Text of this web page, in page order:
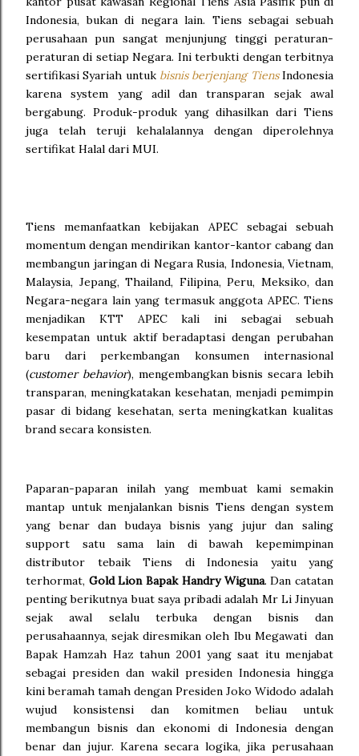
Indonesia, bukan di negara lain. Tiens sebagai sebuah
perusahaan pun sangat menjunjung tinggi peraturan-
peraturan di setiap Negara. Ini terbukti dengan terbitnya
sertifikasi Syariah untukbisnis berjenjang Tiens Indonesia
karena system yang adil dan transparan sejak awal
bergabung. Produk-produk yang dihasilkan dari Tiens
juga telah teruji kehalalannya dengan diperolehnya
sertifikat Halal dari MUI.
Tiens memanfaatkan kebijakan APEC sebagai sebuah
momentum dengan mendirikan kantor-kantor cabang dan
membangun jaringan di Negara Rusia, Indonesia, Vietnam,
Malaysia, Jepang, Thailand, Filipina, Peru, Meksiko, dan
Negara-negara lain yang termasuk anggota APEC. Tiens
menjadikan KTT APEC kali ini sebagai sebuah
kesempatan untuk aktif beradaptasi dengan perubahan
baru dari perkembangan konsumen internasional
(customer behavior), mengembangkan bisnis secara lebih
transparan, meningkatakan kesehatan, menjadi pemimpin
pasar di bidang kesehatan, serta meningkatkan kualitas
brand secara konsisten.
Paparan-paparan inilah yang membuat kami semakin
mantap untuk menjalankan bisnis Tiens dengan system
yang benar dan budaya bisnis yang jujur dan saling
support satu sama lain di bawah kepemimpinan
distributor tebaik Tiens di Indonesia yaitu yang
terhormat, Gold Lion Bapak Handry Wiguna. Dan catatan
penting berikutnya buat saya pribadi adalah Mr Li Jinyuan
sejak awal selalu terbuka dengan bisnis dan
perusahaannya, sejak diresmikan oleh Ibu Megawati dan
Bapak Hamzah Haz tahun 2001 yang saat itu menjabat
sebagai presiden dan wakil presiden Indonesia hingga
kini beramah tamah dengan Presiden Joko Widodo adalah
wujud konsistensi dan komitmen beliau untuk
membangun bisnis dan ekonomi di Indonesia dengan
benar dan jujur. Karena secara logika, jika perusahaan